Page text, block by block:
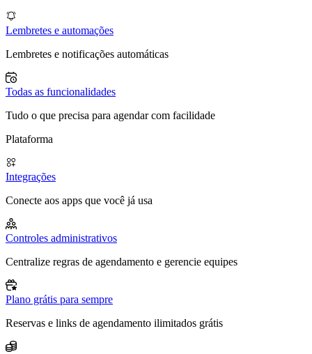
Lembretes e automações
Lembretes e notificações automáticas
Todas as funcionalidades
Tudo o que precisa para agendar com facilidade
Plataforma
Integrações
Conecte aos apps que você já usa
Controles administrativos
Centralize regras de agendamento e gerencie equipes
Plano grátis para sempre
Reservas e links de agendamento ilimitados grátis